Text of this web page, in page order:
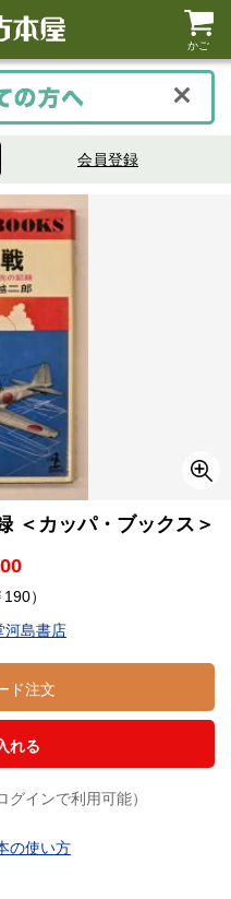
かご
会員登録
＜カッパ・ブックス＞
）
河島書店
ド注文
れる
インで利用可能）
の使い方